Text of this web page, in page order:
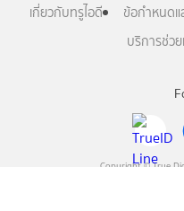
Copyright © True
เกี่ยวกับทรูไอดี ข้อกำหนดแ
บริการช่วย